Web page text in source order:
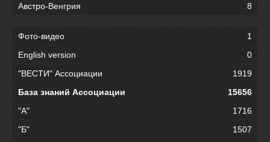
Австро-Венгрия
8
Фото-видео
1
English version
0
"ВЕСТИ" Ассоциации
1919
База знаний Ассоциации
15656
"А"
1716
"Б"
1507